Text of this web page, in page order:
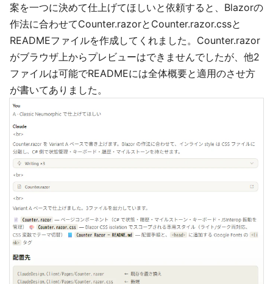
案を一つに決めて仕上げてほしいと依頼すると、Blazorの
作法に合わせてCounter.razorとCounter.razor.cssと
READMEファイルを作成してくれました。Counter.razor
がブラウザ上からプレビューはできませんでしたが、他2
ファイルは可能でREADMEには全体概要と適用のさせ方
が書いてありました。